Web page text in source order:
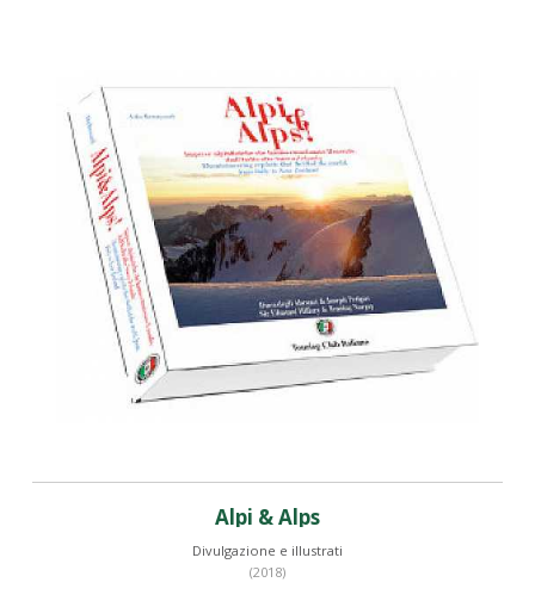
Alpi & Alps
Divulgazione e illustrati
(2018)